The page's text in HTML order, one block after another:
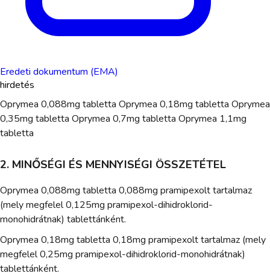
Eredeti dokumentum (EMA)
hirdetés
Oprymea 0,088mg tabletta Oprymea 0,18mg tabletta Oprymea
0,35mg tabletta Oprymea 0,7mg tabletta Oprymea 1,1mg
tabletta
2. MINŐSÉGI ÉS MENNYISÉGI ÖSSZETÉTEL
Oprymea 0,088mg tabletta 0,088mg pramipexolt tartalmaz
(mely megfelel 0,125mg pramipexol-dihidroklorid-
monohidrátnak) tablettánként.
Oprymea 0,18mg tabletta 0,18mg pramipexolt tartalmaz (mely
megfelel 0,25mg pramipexol-dihidroklorid-monohidrátnak)
tablettánként.